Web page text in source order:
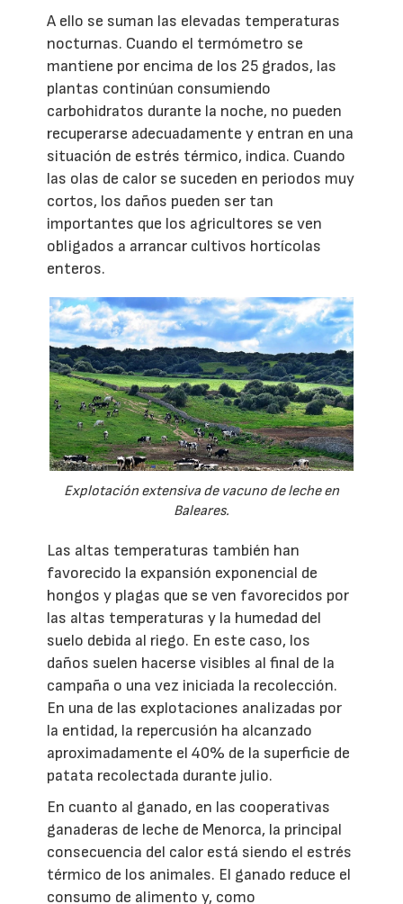
A ello se suman las elevadas temperaturas
nocturnas. Cuando el termómetro se
mantiene por encima de los 25 grados, las
plantas continúan consumiendo
carbohidratos durante la noche, no pueden
recuperarse adecuadamente y entran en una
situación de estrés térmico, indica. Cuando
las olas de calor se suceden en periodos muy
cortos, los daños pueden ser tan
importantes que los agricultores se ven
obligados a arrancar cultivos hortícolas
enteros.
Explotación extensiva de vacuno de leche en
Baleares.
Las altas temperaturas también han
favorecido la expansión exponencial de
hongos y plagas que se ven favorecidos por
las altas temperaturas y la humedad del
suelo debida al riego. En este caso, los
daños suelen hacerse visibles al final de la
campaña o una vez iniciada la recolección.
En una de las explotaciones analizadas por
la entidad, la repercusión ha alcanzado
aproximadamente el 40% de la superficie de
patata recolectada durante julio.
En cuanto al ganado, en las cooperativas
ganaderas de leche de Menorca, la principal
consecuencia del calor está siendo el estrés
térmico de los animales. El ganado reduce el
consumo de alimento y, como